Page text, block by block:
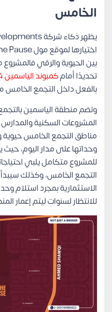
الخامس
بين الحيوية والرقي
تحديدًا أمامكمبوند الياسمين 4
بالفعل داخل التجمع الخامس
وتضم منطقة الياسمين
المشروعات السكنية
مناطق التجمع الخامس
وحداتها على مدار اليوم،
للمشروع متكامل يلبي
التجمع الخامس، وكذلك
الاستثمارية بمجرد استلام
للانتظار لسنوات ليتم إعمار